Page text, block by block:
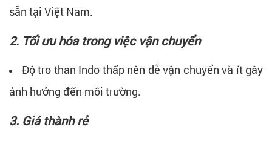
sẵn tại Việt Nam.
2. Tối ưu hóa trong việc vận chuyển
Độ tro than Indo thấp nên dễ vận chuyển và ít gây
ảnh hưởng đến môi trường.
3. Giá thành rẻ